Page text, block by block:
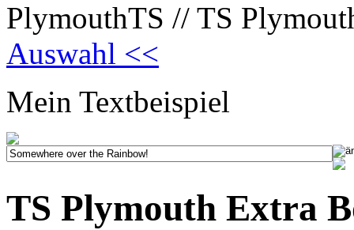
PlymouthTS // TS
Auswahl <<
Mein Textbeispiel
TS Plymouth Extra